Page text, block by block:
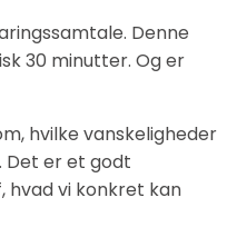
Denne
30 minutter. Og er
hvilke vanskeligheder
Det er et godt
hvad vi konkret kan